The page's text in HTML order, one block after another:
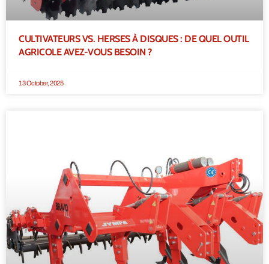
CULTIVATEURS VS. HERSES À DISQUES : DE QUEL OUTIL
AGRICOLE AVEZ-VOUS BESOIN ?
13 October, 2025